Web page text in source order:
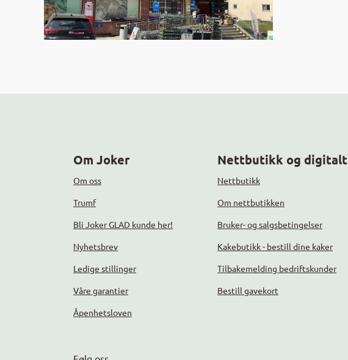
Om Joker
Om oss
Trumf
Bli Joker GLAD kunde her!
Nyhetsbrev
Ledige stillinger
Våre garantier
Åpenhetsloven
Nettbutikk og digitalt
Nettbutikk
Om nettbutikken
Bruker- og salgsbetingelser
Kakebutikk - bestill dine kaker
Tilbakemelding bedriftskunder
Bestill gavekort